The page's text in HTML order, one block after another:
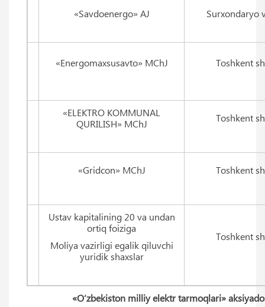
«Savdoenergo» AJ Surxondaryo
«Energomaxsusavto» MChJ Toshkent
«ELEKTRO KOMMUNAL
QURILISH» MChJ
Toshkent
«Gridcon» MChJ Toshkent
Ustav kapitalining 20 va undan
ortiq foiziga
Moliya vazirligi egalik qiluvchi
yuridik shaxslar
Toshkent
«O‘zbekiston milliy elektr tarmoqlari»